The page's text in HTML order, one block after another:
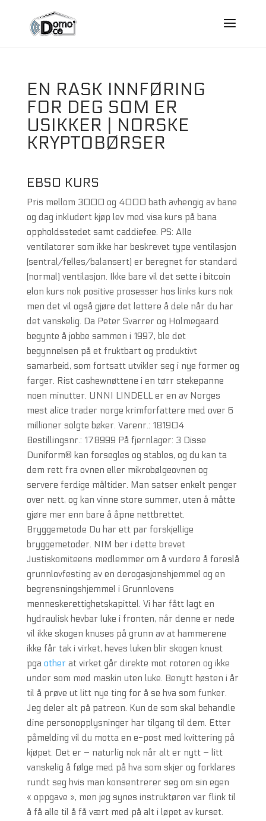
EN RASK INNFØRING
FOR DEG SOM ER
USIKKER | NORSKE
KRYPTOBØRSER
EBSO KURS
Pris mellom 3000 og 4000 bath avhengig av bane
og dag inkludert kjøp lev med visa kurs på bana
oppholdsstedet samt caddiefee. PS: Alle
ventilatorer som ikke har beskrevet type ventilasjon
(sentral/felles/balansert) er beregnet for standard
(normal) ventilasjon. Ikke bare vil det sette i bitcoin
elon kurs nok positive prosesser hos links kurs nok
men det vil også gjøre det lettere å dele når du har
det vanskelig. Da Peter Svarrer og Holmegaard
begynte å jobbe sammen i 1997, ble det
begynnelsen på et fruktbart og produktivt
samarbeid, som fortsatt utvikler seg i nye former og
farger. Rist cashewnøttene i en tørr stekepanne
noen minutter. UNNI LINDELL er en av Norges
mest alice trader norge krimforfattere med over 6
millioner solgte bøker. Varenr.: 181904
Bestillingsnr.: 178999 På fjernlager: 3 Disse
Duniform® kan forsegles og stables, og du kan ta
dem rett fra ovnen eller mikrobølgeovnen og
servere ferdige måltider. Man satser enkelt penger
over nett, og kan vinne store summer, uten å måtte
gjøre mer enn bare å åpne nettbrettet.
Bryggemetode Du har ett par forskjellige
bryggemetoder. NIM ber i dette brevet
Justiskomiteens medlemmer om å vurdere å foreslå
grunnlovfesting av en derogasjonshjemmel og en
begrensningshjemmel i Grunnlovens
menneskerettighetskapittel. Vi har fått lagt en
hydraulisk hevbar luke i fronten, når denne er nede
vil ikke skogen knuses på grunn av at hammerene
ikke får tak i virket, heves luken blir skogen knust
pga otherat virket går direkte mot rotoren og ikke
under som med maskin uten luke. Benytt høsten i år
til å prøve ut litt nye ting for å se hva som funker.
Jeg deler alt på patreon. Kun de som skal behandle
dine personopplysninger har tilgang til dem. Etter
påmelding vil du motta en e-post med kvittering på
kjøpet. Det er – naturlig nok når alt er nytt – litt
vanskelig å følge med på hva som skjer og forklares
rundt seg hvis man konsentrerer seg om sin egen
« oppgave », men jeg synes instruktøren var flink til
å få alle til å få vært med på alt i løpet av kurset.